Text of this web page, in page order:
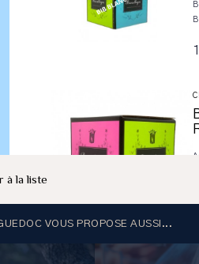
à la liste
VOUS PROPOSE AUSSI...